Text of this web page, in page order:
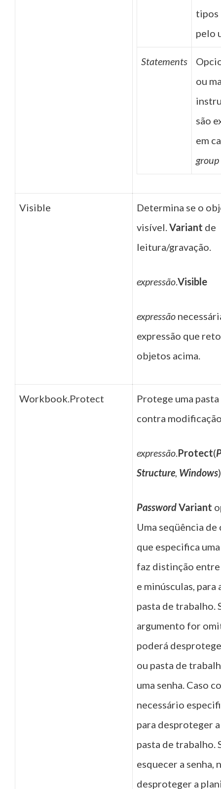
tipos
pelo
Statements
ou
são
em
group
Visible
Determina se o
visível.Variant de
leitura/gravação.
expressão.Visible
expressão
expressão que
objetos acima.
Workbook.Protect
Protege uma
contra
expressão.Protect(
Structure, Windows)
PasswordVariant
Uma seqüência
que especifica
faz distinção
e minúsculas, para
pasta de trabalho.
argumento for
poderá
ou pasta de
uma senha. Caso
necessário
para desproteger
pasta de trabalho.
esquecer a senha,
desproteger a